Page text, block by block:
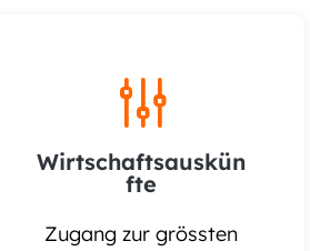
g
Wirtschaftsauskün
fte
Zugang zur grössten